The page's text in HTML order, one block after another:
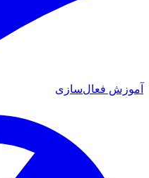
فعال‌سازی